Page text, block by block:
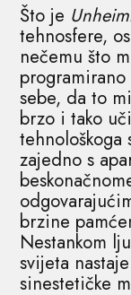
Što je
tehnosfere,
nečemu što
sebe, da to
brzo i tako
tehnološkoga
zajedno s
brzine
Nestankom
svijeta
sinestetičke